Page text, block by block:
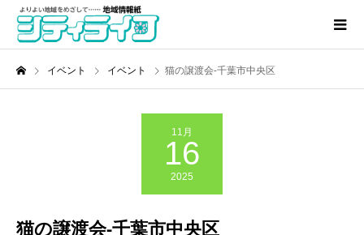
イベント イベント 猫の譲渡会-千葉市中央区
11月
16
2025
猫の譲渡会-千葉市中央区